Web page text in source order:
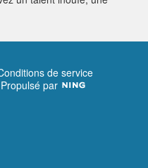
de service
Propulsé par